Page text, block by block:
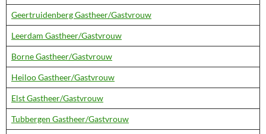
Geertruidenberg Gastheer/Gastvrouw
Leerdam Gastheer/Gastvrouw
Borne Gastheer/Gastvrouw
Heiloo Gastheer/Gastvrouw
Elst Gastheer/Gastvrouw
Tubbergen Gastheer/Gastvrouw